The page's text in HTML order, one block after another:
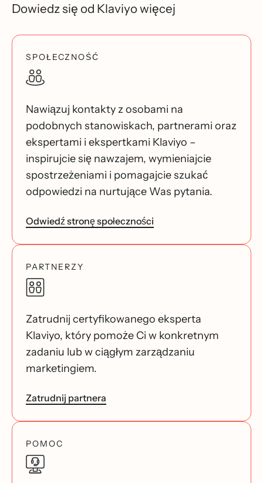
Dowiedz się od Klaviyo więcej
SPOŁECZNOŚĆ
Nawiązuj kontakty z osobami na
podobnych stanowiskach, partnerami oraz
ekspertami i ekspertkami Klaviyo –
inspirujcie się nawzajem, wymieniajcie
spostrzeżeniami i pomagajcie szukać
odpowiedzi na nurtujące Was pytania.
Odwiedź stronę społeczności
PARTNERZY
Zatrudnij certyfikowanego eksperta
Klaviyo, który pomoże Ci w konkretnym
zadaniu lub w ciągłym zarządzaniu
marketingiem.
Zatrudnij partnera
POMOC